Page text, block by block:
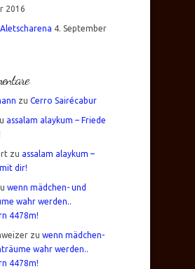
2016
4. September
zu Cerro Sairécabur
assalam alaykum – Friede
zu assalam alaykum –
dir!
wenn mädchen- und
wahr werden..
4478m!
zu wenn mädchen-
wahr werden..
4478m!